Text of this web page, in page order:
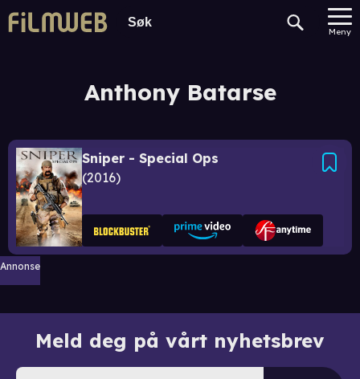
Meny
Anthony Batarse
Sniper - Special Ops
2016
Annonse
Meld deg på vårt nyhetsbrev